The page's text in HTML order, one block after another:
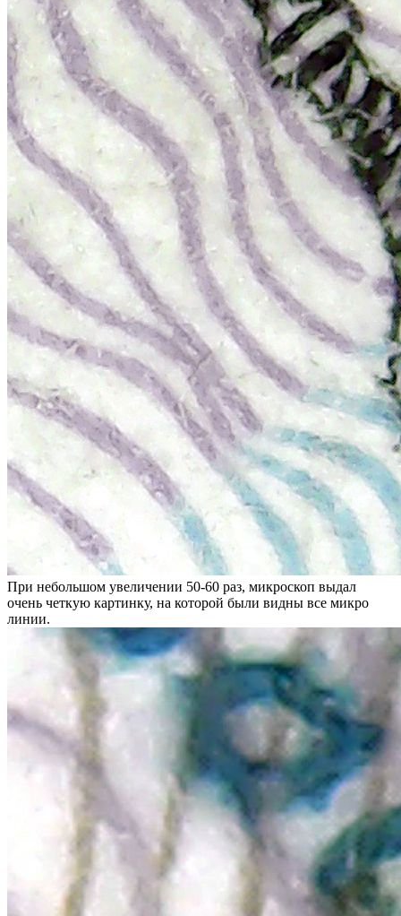
При небольшом увеличении 50-60 раз, микроскоп выдал
очень четкую картинку, на которой были видны все микро
линии.